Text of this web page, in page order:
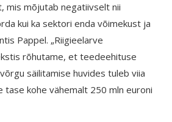
mis mõjutab negatiivselt nii
kui ka sektori enda võimekust ja
Pappel. „Riigieelarve
rõhutame, et teedeehituse
säilitamise huvides tuleb viia
tase kohe vähemalt 250 mln euroni